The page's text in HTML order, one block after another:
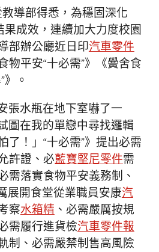
導部得悉，為穩固深化
果成效，連續加大力度校園
部辦公廳近日印汽車零件
物平安“十必需”》《黌舍食
》。
張水瓶在地下室嚇了一
試圖在我的單戀中尋找邏輯
了！」“十必需”》提出必需
許證、必藍寶堅尼零件需
需落實食物平安義務制、
展開食堂從業職員安康汽
察水箱精 、必需嚴厲按規
需履行進貨檢汽車零件報
制、必需嚴禁制售高風險